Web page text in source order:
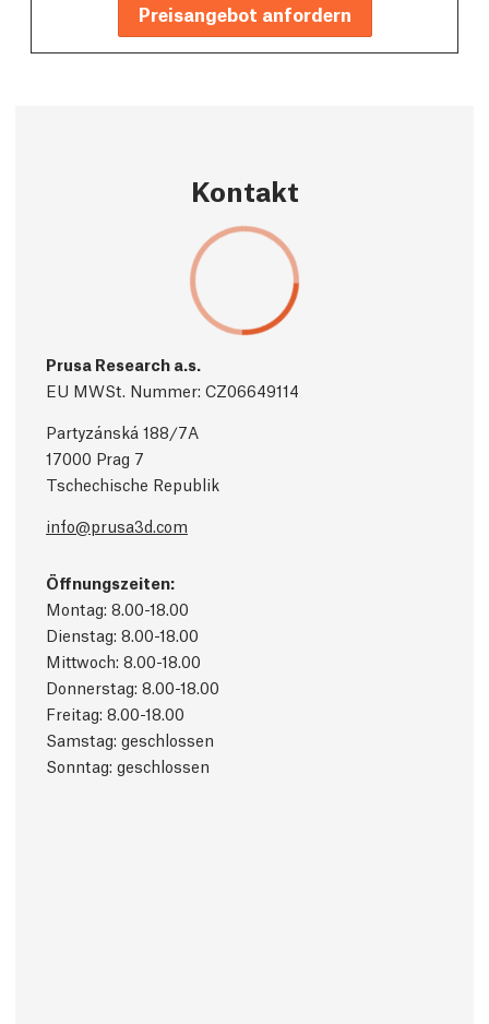
Preisangebot anfordern
Kontakt
Prusa Research a.s.
EU MWSt. Nummer: CZ06649114
Partyzánská 188/7A
17000 Prag 7
Tschechische Republik
info@prusa3d.com
Öffnungszeiten:
Montag: 8.00-18.00
Dienstag: 8.00-18.00
Mittwoch: 8.00-18.00
Donnerstag: 8.00-18.00
Freitag: 8.00-18.00
Samstag: geschlossen
Sonntag: geschlossen